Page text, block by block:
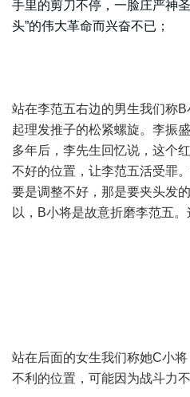
手里的剪刀不停，一脸庄严神
头”的伟大革命而兴奋不已；
站在李范五右边的男生我们称
起理发推子的松紧螺旋。李振
多年后，李先生回忆说，这个
不好的位置，让李范五活受罪
要是调整不好，那是要夹头发
以，B小将是故意折磨李范五。
站在后面的女生我们称她C小
不利的位置，可能因为战斗力